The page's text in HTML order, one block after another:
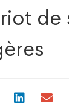
de